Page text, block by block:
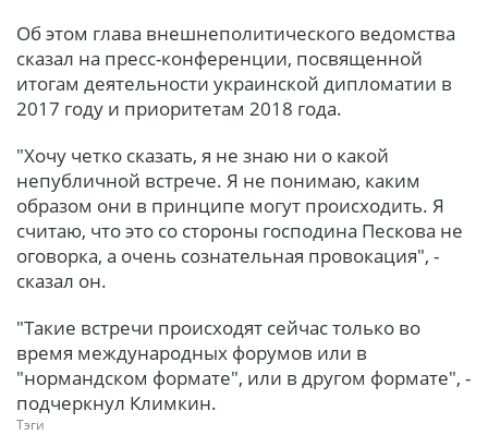
Об этом глава внешнеполитического ведомства
сказал на пресс-конференции, посвященной
итогам деятельности украинской дипломатии в
2017 году и приоритетам 2018 года.
"Хочу четко сказать, я не знаю ни о какой
непубличной встрече. Я не понимаю, каким
образом они в принципе могут происходить. Я
считаю, что это со стороны господина Пескова не
оговорка, а очень сознательная провокация", -
сказал он.
"Такие встречи происходят сейчас только во
время международных форумов или в
"нормандском формате", или в другом формате", -
подчеркнул Климкин.
Тэги